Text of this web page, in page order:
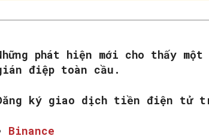
phát hiện mới cho thấy
điệp toàn cầu.
ký giao dịch tiền điện tử
Binance